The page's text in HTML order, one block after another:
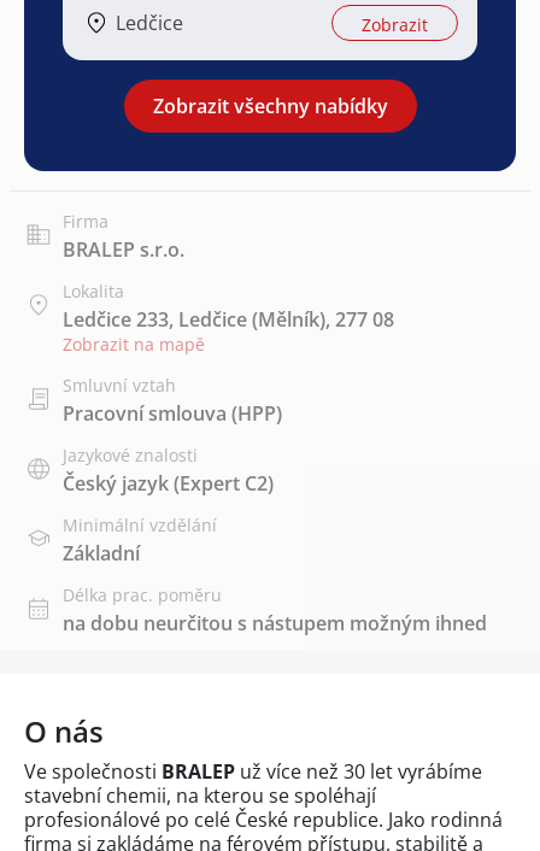
Ledčice Zobrazit
Zobrazit všechny nabídky
Firma
BRALEP s.r.o.
Lokalita
Ledčice 233, Ledčice (Mělník), 277 08
Zobrazit na mapě
Smluvní vztah
Pracovní smlouva (HPP)
Jazykové znalosti
Český jazyk(Expert C2)
Minimální vzdělání
Základní
Délka prac. poměru
na dobu neurčitou s nástupem možným ihned
O nás
Ve společnosti BRALEP už více než 30 let vyrábíme
stavební chemii, na kterou se spoléhají
profesionálové po celé České republice. Jako rodinná
firma si zakládáme na férovém přístupu, stabilitě a